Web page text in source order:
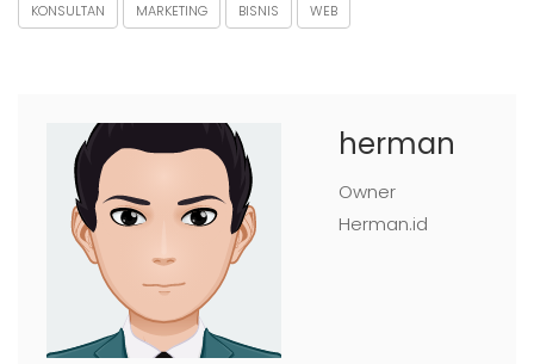
KONSULTAN MARKETING BISNIS WEB
herman
Owner
Herman.id